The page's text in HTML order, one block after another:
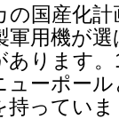
国産化計
軍用機が
あります
ューポー
持ってい